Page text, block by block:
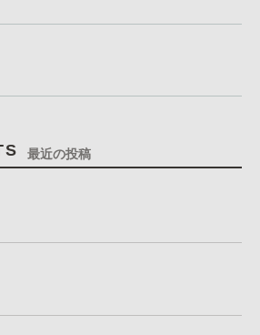
最近の投稿